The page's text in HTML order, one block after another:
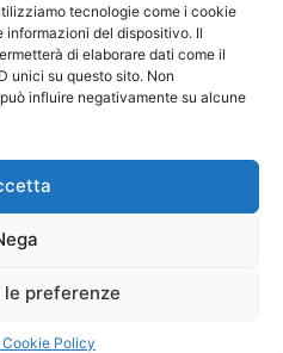
tecnologie come i cookie
informazioni del dispositivo. Il
di elaborare dati come il
unici su questo sito. Non
influire negativamente su alcune
preferenze
Policy